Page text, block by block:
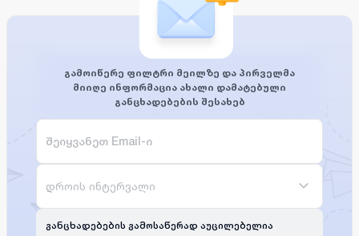
გამოიწერე ფილტრი მეილზე და პირველმა
მიიღე ინფორმაცია ახალი დამატებული
განცხადებების შესახებ
დროის ინტერვალი
განცხადებების გამოსაწერად აუცილებელია